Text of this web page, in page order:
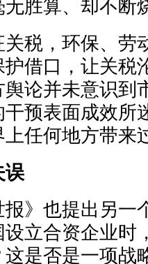
胜算、却不断
税，环保、劳
借口，让关税
论并未意识到
预表面成效所
任何地方带来
误
》也提出另一
立合资企业时
是否是一项战